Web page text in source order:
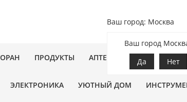
Ваш город: Москва
Ваш город
Да
Нет
ПРОДУКТЫ АПТЕКА ЗООТОВАРЫ
ЭЛЕКТРОНИКА УЮТНЫЙ ДОМ